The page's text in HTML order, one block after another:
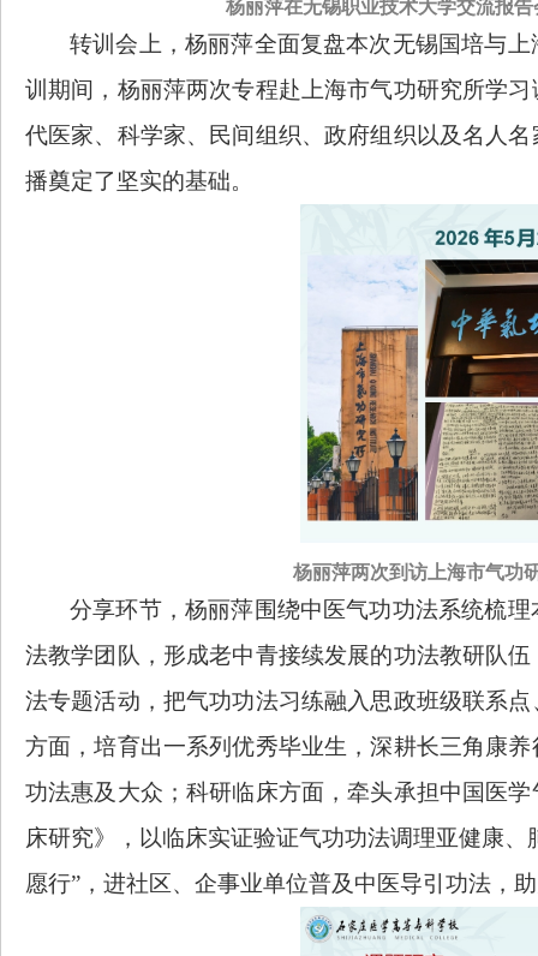
杨丽萍在无锡职业技术大学交流报
转训会上，杨丽萍全面复盘本次无锡国培与
训期间，杨丽萍两次专程赴上海市气功研究所学
代医家、科学家、民间组织、政府组织以及名人
播奠定了坚实的基础。
杨丽萍两次到访上海市气功
分享环节，杨丽萍围绕中医气功功法系统梳
法教学团队，形成老中青接续发展的功法教研队
法专题活动，把气功功法习练融入思政班级联系
方面，培育出一系列优秀毕业生，深耕长三角康
功法惠及大众；科研临床方面，牵头承担中国医
床研究》，以临床实证验证气功功法调理亚健康
愿行”，进社区、企事业单位普及中医导引功法，